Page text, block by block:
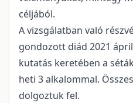
céljából.
A vizsgálatban való
gondozott diád 2021
kutatás keretében a
heti 3 alkalommal.
dolgoztuk fel.